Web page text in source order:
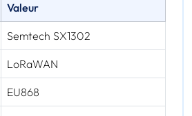
Valeur
Semtech SX1302
LoRaWAN
EU868